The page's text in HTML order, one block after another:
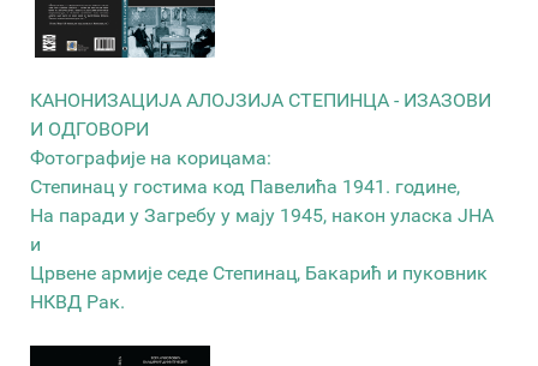
КАНОНИЗАЦИЈА АЛОЈЗИЈА СТЕПИНЦА - ИЗАЗОВИ
И ОДГОВОРИ
Фотографије на корицама:
Степинац у гостима код Павелића 1941. године,
На паради у Загребу у мају 1945, након уласка ЈНА
и
Црвене армије седе Степинац, Бакарић и пуковник
НКВД Рак.